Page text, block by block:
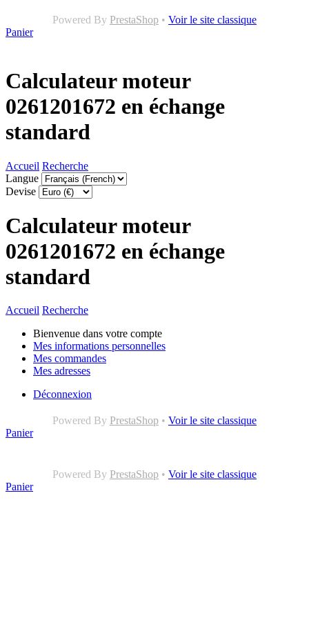
Powered By PrestaShop • Voir le site classique
Panier
Calculateur moteur
0261201672 en échange
standard
Accueil Recherche
Langue
Devise
Calculateur moteur
0261201672 en échange
standard
Accueil Recherche
Bienvenue dans votre compte
Mes informations personnelles
Mes commandes
Mes adresses
Déconnexion
Powered By PrestaShop • Voir le site classique
Panier
Powered By PrestaShop • Voir le site classique
Panier